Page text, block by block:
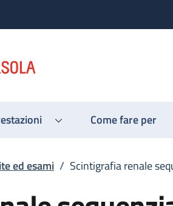
Come fare per
ed esami / Scintigrafia renale